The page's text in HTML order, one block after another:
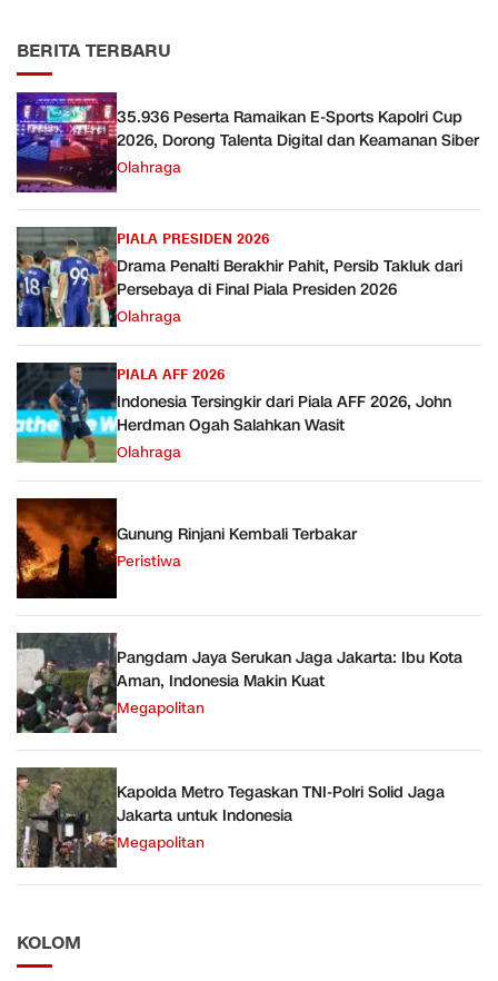
BERITA TERBARU
35.936 Peserta Ramaikan E-Sports Kapolri Cup
2026, Dorong Talenta Digital dan Keamanan Siber
Olahraga
PIALA PRESIDEN 2026
Drama Penalti Berakhir Pahit, Persib Takluk dari
Persebaya di Final Piala Presiden 2026
Olahraga
PIALA AFF 2026
Indonesia Tersingkir dari Piala AFF 2026, John
Herdman Ogah Salahkan Wasit
Olahraga
Gunung Rinjani Kembali Terbakar
Peristiwa
Pangdam Jaya Serukan Jaga Jakarta: Ibu Kota
Aman, Indonesia Makin Kuat
Megapolitan
Kapolda Metro Tegaskan TNI-Polri Solid Jaga
Jakarta untuk Indonesia
Megapolitan
KOLOM